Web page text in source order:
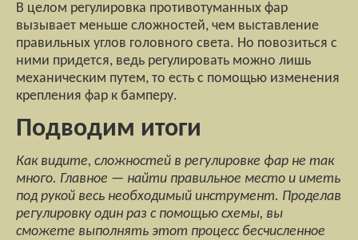
В целом регулировка противотуманных фар
вызывает меньше сложностей, чем выставление
правильных углов головного света. Но повозиться с
ними придется, ведь регулировать можно лишь
механическим путем, то есть с помощью изменения
крепления фар к бамперу.
Подводим итоги
Как видите, сложностей в регулировке фар не так
много. Главное — найти правильное место и иметь
под рукой весь необходимый инструмент. Проделав
регулировку один раз с помощью схемы, вы
сможете выполнять этот процесс бесчисленное